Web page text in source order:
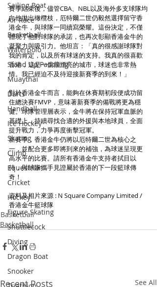
Sailing Boat
Air Race
Basketball
Waterpolo
Stand Up Paddling
Muaythai
Darts
Handball
Ice Hockey
Skating
Climb
Equestrian
Cricket
Hockey
Figure Skating
Shuttlecock
Diving
Dragon Boat
Snooker
賽季結束後，儘管CBA、NBL以及海外多支球隊均
向他拋出橄欖枝，厄特爾二世仍毅然選擇留守香
港金牛，與球隊一同續寫榮耀。這份決定，不僅
體現了他對球隊的承諾，也再次彰顯香港金牛的
凝聚力與吸引力。他坦言：「真的很感謝球隊對
我的肯定，以及所有球迷的支持。我真的很喜歡
香港，這是一個很漂亮的城市，球迷也非常熱
情。我已經迫不及待迎接新賽季的到來！」
對於香港金牛而言，能夠在休賽期初段便成功留
住總決賽FMVP，意味著新賽季的備戰將更為穩
健。球隊管理層表示，金牛將在保持冠軍血脈的
基礎上，持續尋找合適的外援與本地球員，全面
提升戰力，力爭再度衝擊冠軍。
新賽季，香港金牛仍將以厄特爾二世為核心之
一，並配合更多即將到來的補強，為球迷呈現更
高水平的比賽。請所有香港金牛支持者拭目以
待，與球隊攜手見證屬於香港的下一段籃球傳
奇！
資料及相片來源 : N Square Company Limited /
香港金牛籃球隊
Basketball
Basketball
Recent Posts See All